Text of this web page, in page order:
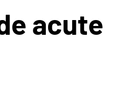
acute